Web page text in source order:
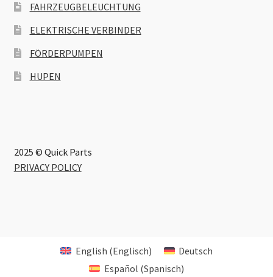
FAHRZEUGBELEUCHTUNG
ELEKTRISCHE VERBINDER
FÖRDERPUMPEN
HUPEN
2025 © Quick Parts
PRIVACY POLICY
English (Englisch)
Deutsch
Español (Spanisch)